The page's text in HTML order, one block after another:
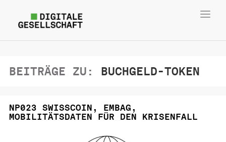
BEITRÄGE ZU: BUCHGELD-TOKEN
NP023 SWISSCOIN, EMBAG,
MOBILITÄTSDATEN FÜR DEN KRISENFALL